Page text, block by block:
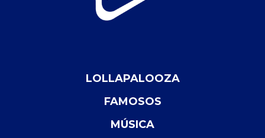
LOLLAPALOOZA
FAMOSOS
MÚSICA